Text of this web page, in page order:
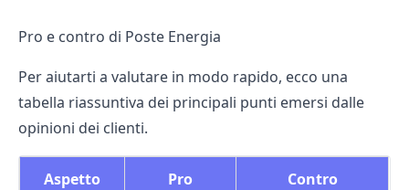
Pro e contro di Poste Energia
Per aiutarti a valutare in modo rapido, ecco una
tabella riassuntiva dei principali punti emersi dalle
opinioni dei clienti.
Aspetto Pro Contro